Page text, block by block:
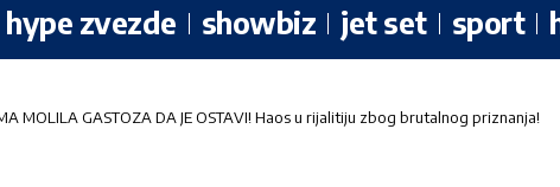
hype zvezde showbiz jet set sport
MOLILA GASTOZA DA JE OSTAVI! Haos u rijalitiju zbog brutalnog priznanja!